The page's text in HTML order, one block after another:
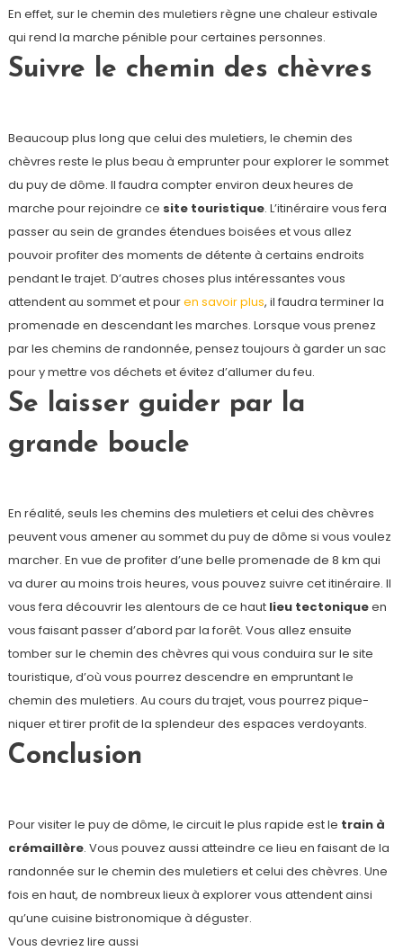
En effet, sur le chemin des muletiers règne une chaleur estivale
qui rend la marche pénible pour certaines personnes.
Suivre le chemin des chèvres
Beaucoup plus long que celui des muletiers, le chemin des
chèvres reste le plus beau à emprunter pour explorer le sommet
du puy de dôme. Il faudra compter environ deux heures de
marche pour rejoindre ce site touristique. L’itinéraire vous fera
passer au sein de grandes étendues boisées et vous allez
pouvoir profiter des moments de détente à certains endroits
pendant le trajet. D’autres choses plus intéressantes vous
attendent au sommet et pouren savoir plus, il faudra terminer la
promenade en descendant les marches. Lorsque vous prenez
par les chemins de randonnée, pensez toujours à garder un sac
pour y mettre vos déchets et évitez d’allumer du feu.
Se laisser guider par la
grande boucle
En réalité, seuls les chemins des muletiers et celui des chèvres
peuvent vous amener au sommet du puy de dôme si vous voulez
marcher. En vue de profiter d’une belle promenade de 8 km qui
va durer au moins trois heures, vous pouvez suivre cet itinéraire. Il
vous fera découvrir les alentours de ce haut lieu tectoniqueen
vous faisant passer d’abord par la forêt. Vous allez ensuite
tomber sur le chemin des chèvres qui vous conduira sur le site
touristique, d’où vous pourrez descendre en empruntant le
chemin des muletiers. Au cours du trajet, vous pourrez pique-
niquer et tirer profit de la splendeur des espaces verdoyants.
Conclusion
Pour visiter le puy de dôme, le circuit le plus rapide est le train à
crémaillère. Vous pouvez aussi atteindre ce lieu en faisant de la
randonnée sur le chemin des muletiers et celui des chèvres. Une
fois en haut, de nombreux lieux à explorer vous attendent ainsi
qu’une cuisine bistronomique à déguster.
Vous devriez lire aussi